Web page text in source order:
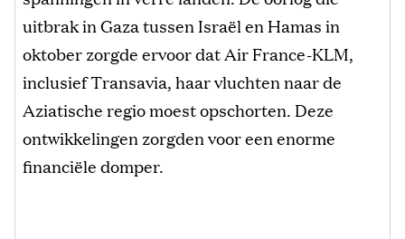
uitbrak in Gaza tussen Israël en Hamas in
oktober zorgde ervoor dat Air France-KLM,
inclusief Transavia, haar vluchten naar de
Aziatische regio moest opschorten. Deze
ontwikkelingen zorgden voor een enorme
financiële domper.